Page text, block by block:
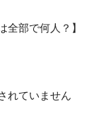
全部で何人？】
れていません